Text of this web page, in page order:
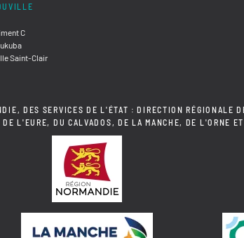
C
Saint-Clair
DES SERVICES DE L'ÉTAT : DIRECTION RÉGIONALE
L'EURE, DU CALVADOS, DE LA MANCHE, DE L'ORNE